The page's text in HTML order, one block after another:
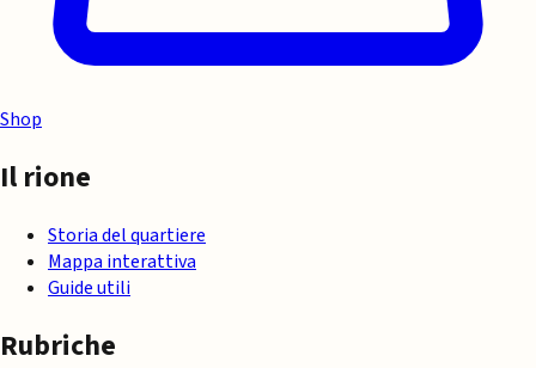
Shop
Il rione
Storia del quartiere
Mappa interattiva
Guide utili
Rubriche